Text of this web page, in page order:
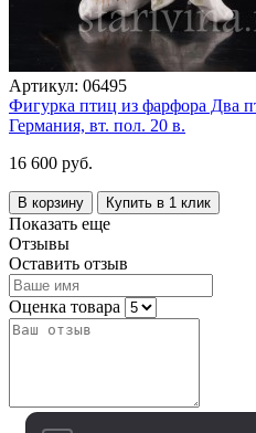
Артикул: 06495
Фигурка птиц из фарфора Два
Германия, вт. пол. 20 в.
16 600 руб.
В корзину Купить в 1 клик
Показать еще
Отзывы
Оставить отзыв
Оценка товара